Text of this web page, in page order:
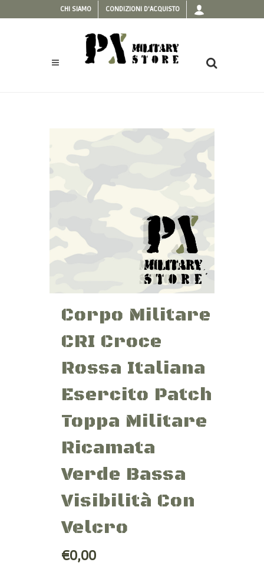
CHI SIAMO CONDIZIONI D'ACQUISTO
Corpo Militare
CRI Croce
Rossa Italiana
Esercito Patch
Toppa Militare
Ricamata
Verde Bassa
Visibilità Con
Velcro
€0,00